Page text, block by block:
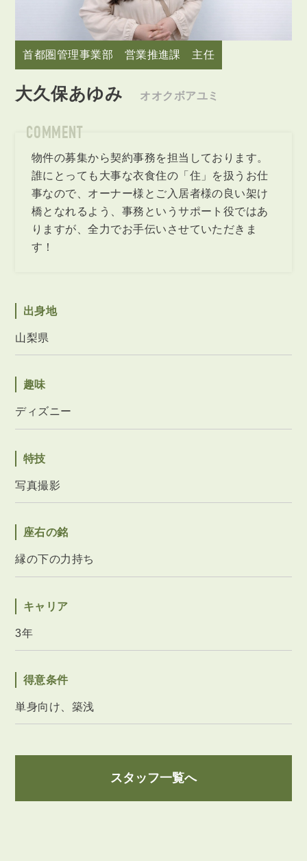
首都圏管理事業部 営業推進課 主任
大久保あゆみ オオクボアユミ
COMMENT
物件の募集から契約事務を担当しております。
誰にとっても大事な衣食住の「住」を扱うお仕
事なので、オーナー様とご入居者様の良い架け
橋となれるよう、事務というサポート役ではあ
りますが、全力でお手伝いさせていただきま
す！
出身地
山梨県
趣味
ディズニー
特技
写真撮影
座右の銘
縁の下の力持ち
キャリア
3年
得意条件
単身向け、築浅
スタッフ一覧へ